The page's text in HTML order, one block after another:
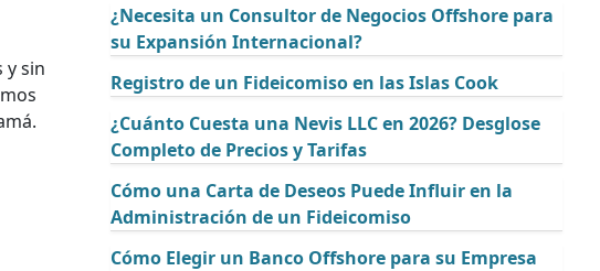
y sin
¿Necesita un Consultor de Negocios Offshore para
su Expansión Internacional?
Registro de un Fideicomiso en las Islas Cook
¿Cuánto Cuesta una Nevis LLC en 2026? Desglose
Completo de Precios y Tarifas
Cómo una Carta de Deseos Puede Influir en la
Administración de un Fideicomiso
Cómo Elegir un Banco Offshore para su Empresa